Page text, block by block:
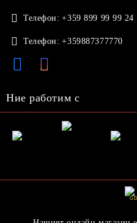
Телефон: +359 899 99 99 24
Телефон: +359887377770
Ние работим с